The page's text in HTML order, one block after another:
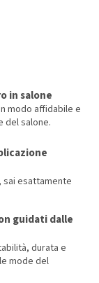
in salone
modo affidabile e
del salone.
sai esattamente
guidati dalle
durata e
mode del